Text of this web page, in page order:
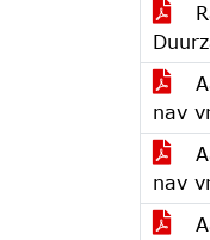
nav
nav